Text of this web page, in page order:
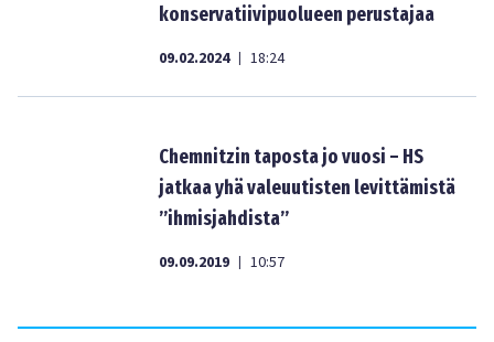
konservatiivipuolueen perustajaa
09.02.2024 | 18:24
Chemnitzin taposta jo vuosi – HS
jatkaa yhä valeuutisten levittämistä
”ihmisjahdista”
09.09.2019 | 10:57